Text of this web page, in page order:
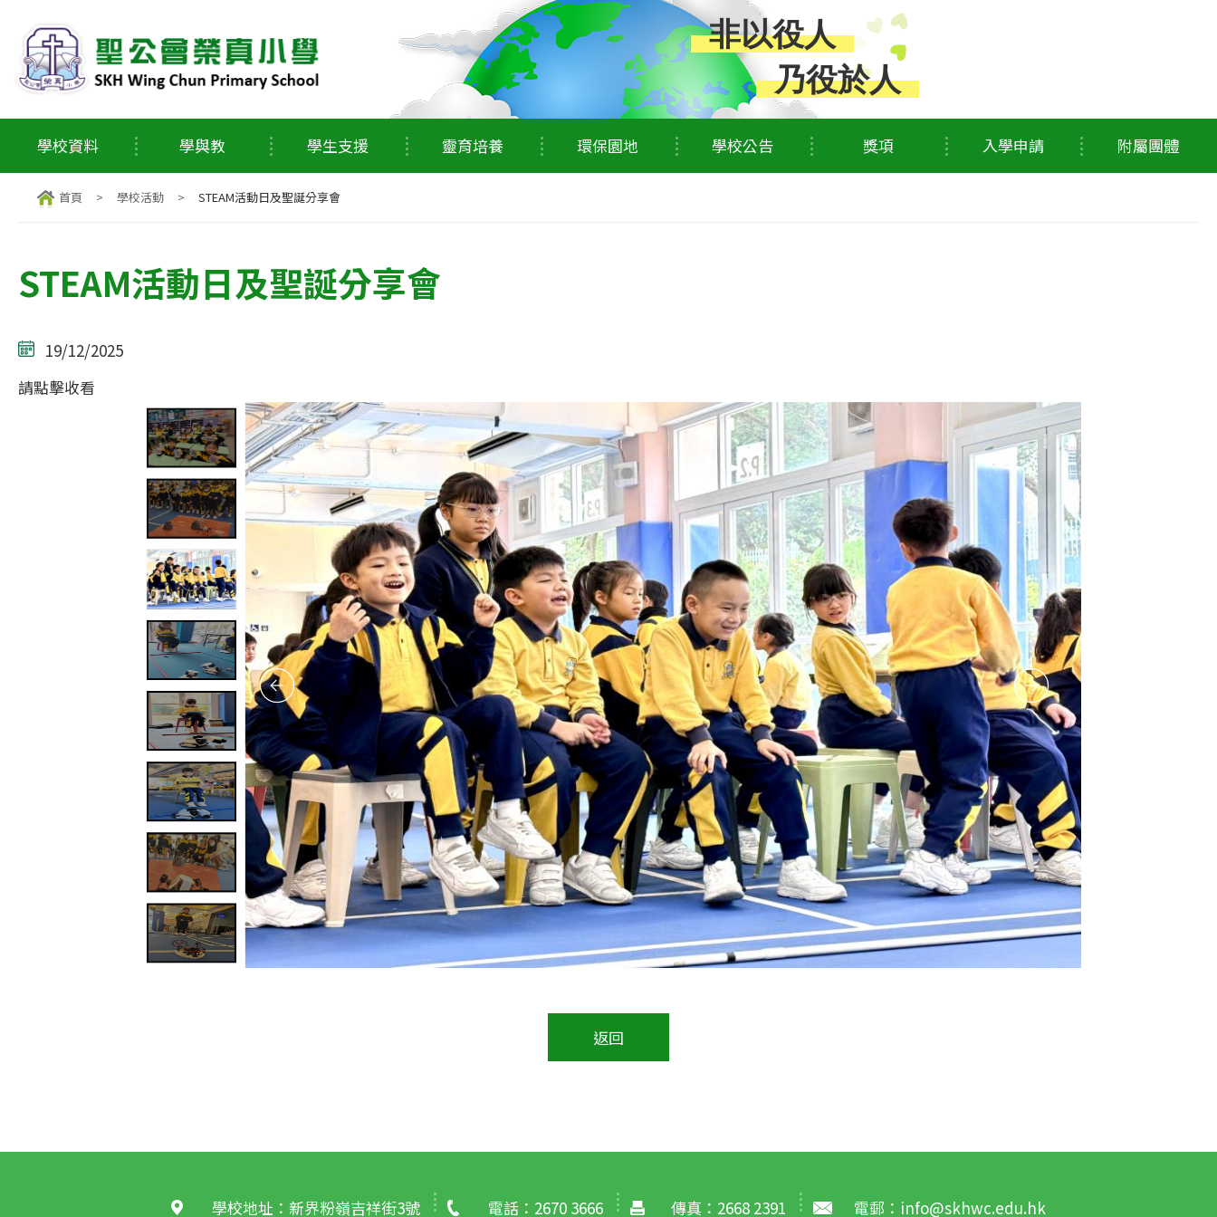
非以役人
乃役於人
學校資料 學與教 學生支援 靈育培養 環保園地 學校公告 獎項 入學申請 附屬團體
首頁 > 學校活動 > STEAM活動日及聖誕分享會
STEAM活動日及聖誕分享會
19/12/2025
請點擊收看
返回
學校地址：新界粉嶺吉祥街3號 電話：2670 3666 傳真：2668 2391 電郵： info@skhwc.edu.hk